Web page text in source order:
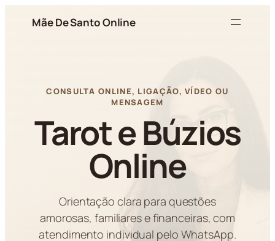
Mãe De Santo Online
CONSULTA ONLINE, LIGAÇÃO, VÍDEO OU
MENSAGEM
Tarot e Búzios
Online
Orientação clara para questões
amorosas, familiares e financeiras, com
atendimento individual pelo WhatsApp.